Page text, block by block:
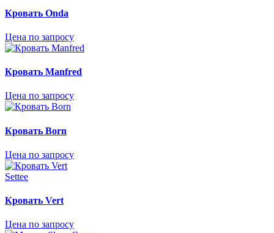
Кровать Onda
Цена по запросу
Кровать Мanfred
Цена по запросу
Кровать Born
Цена по запросу
Settee
Кровать Vert
Цена по запросу